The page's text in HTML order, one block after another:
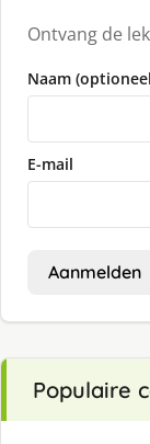
Ontvang de
Naam
E-mail
Aanmelden
Populaire